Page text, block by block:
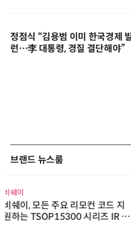
정점식 “김용범 이미 한국경제
런…李 대통령, 경질 결단해야”
브랜드 뉴스룸
한국태양유전
태양유전, 파트너십 구축 선언 갱
신…지속가능한 공급망 협력 강화